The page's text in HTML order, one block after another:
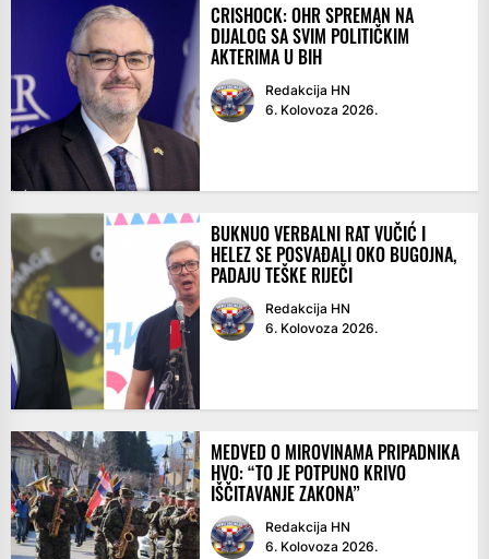
CRISHOCK: OHR SPREMAN NA
DIJALOG SA SVIM POLITIČKIM
AKTERIMA U BIH
Redakcija HN
6. Kolovoza 2026.
BUKNUO VERBALNI RAT VUČIĆ I
HELEZ SE POSVAĐALI OKO BUGOJNA,
PADAJU TEŠKE RIJEČI
Redakcija HN
6. Kolovoza 2026.
MEDVED O MIROVINAMA PRIPADNIKA
HVO: “TO JE POTPUNO KRIVO
IŠČITAVANJE ZAKONA”
Redakcija HN
6. Kolovoza 2026.